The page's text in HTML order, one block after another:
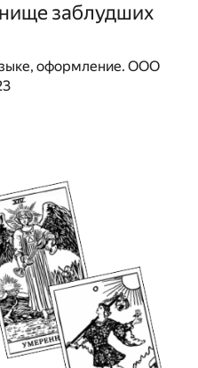
заблудших
оформление. ООО